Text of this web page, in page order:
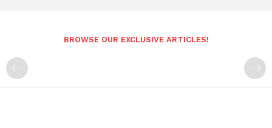
BROWSE OUR EXCLUSIVE ARTICLES!